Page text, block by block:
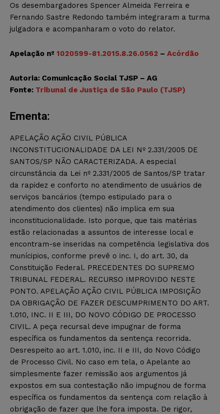
Os desembargadores Spencer Almeida Ferreira e
Fernando Sastre Redondo também integraram a turma
julgadora e acompanharam o voto do relator.
Apelação nº 1020599-81.2015.8.26.0562 – Acórdão
Autoria: Comunicação Social TJSP – AG
Fonte: Tribunal de Justiça de São Paulo (TJSP)
Ementa:
APELAÇÃO AÇÃO CIVIL PÚBLICA
INCONSTITUCIONALIDADE DA LEI Nº 2.331/2005 DE
SANTOS/SP NÃO CARACTERIZADA. A especial
circunstância da Lei nº 2.331/2005 de Santos/SP tratar
da rapidez e conforto no atendimento de usuários de
serviços bancários (tempo estipulado para o
atendimento dos clientes) não implica em sua
inconstitucionalidade. Isto porque, que tais matérias
estão relacionadas a assuntos de interesse local e
encontram-se inseridas na competência legislativa dos
munícipios, conforme prevê o inc. I, do art. 30, da
Constituição Federal. PRECEDENTES DO SUPREMO
TRIBUNAL FEDERAL. RECURSO IMPROVIDO NESTE
PONTO. APELAÇÃO AÇÃO CIVIL PÚBLICA IMPOSIÇÃO
DA OBRIGAÇÃO DE FAZER DESCUMPRIMENTO DO ART.
1.010, INC. II E III, DO NOVO CÓDIGO DE PROCESSO
CIVIL. A peça recursal deve impugnar de forma
específica os fundamentos da sentença recorrida.
Desrespeito ao art. 1.010, inc. II e III, do Novo Código
de Processo Civil. No caso em tela, o Apelante ao
simplesmente fazer remissão aos argumentos já
expostos em sua contestação não impugnou de forma
específica os fundamentos da sentença com relação à
obrigação de fazer que lhe fora imposta. De rigor,